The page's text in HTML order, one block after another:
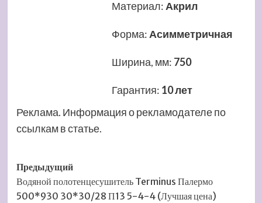
Материал: Акрил
Форма: Асимметричная
Ширина, мм: 750
Гарантия: 10 лет
Реклама. Информация о рекламодателе по
ссылкам в статье.
Навигация
записи
Предыдущий
Водяной полотенцесушитель Terminus Палермо
500*930 30*30/28 П13 5-4-4 (Лучшая цена)